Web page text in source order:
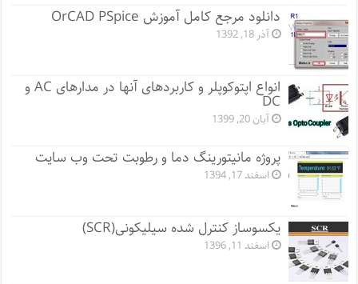
دانلود مرجع کامل آموزش OrCAD PSpice
آذر 18, 1392
انواع اپتوکوپلر و کاربردهای آنها در مدارهای AC و
DC
آبان 20, 1399
پروژه مانيتورينگ دما و رطوبت تحت وب سایت
اسفند 17, 1394
یکسوساز کنترل شده سیلیکونی(SCR)
اسفند 11, 1396